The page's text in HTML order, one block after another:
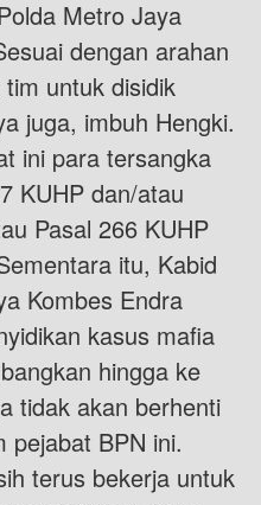
Metro Jaya
dengan arahan
untuk disidik
juga, imbuh Hengki.
ini para tersangka
KUHP dan/atau
Pasal 266 KUHP
itu, Kabid
Kombes Endra
kasus mafia
hingga ke
tidak akan berhenti
pejabat BPN ini.
terus bekerja untuk